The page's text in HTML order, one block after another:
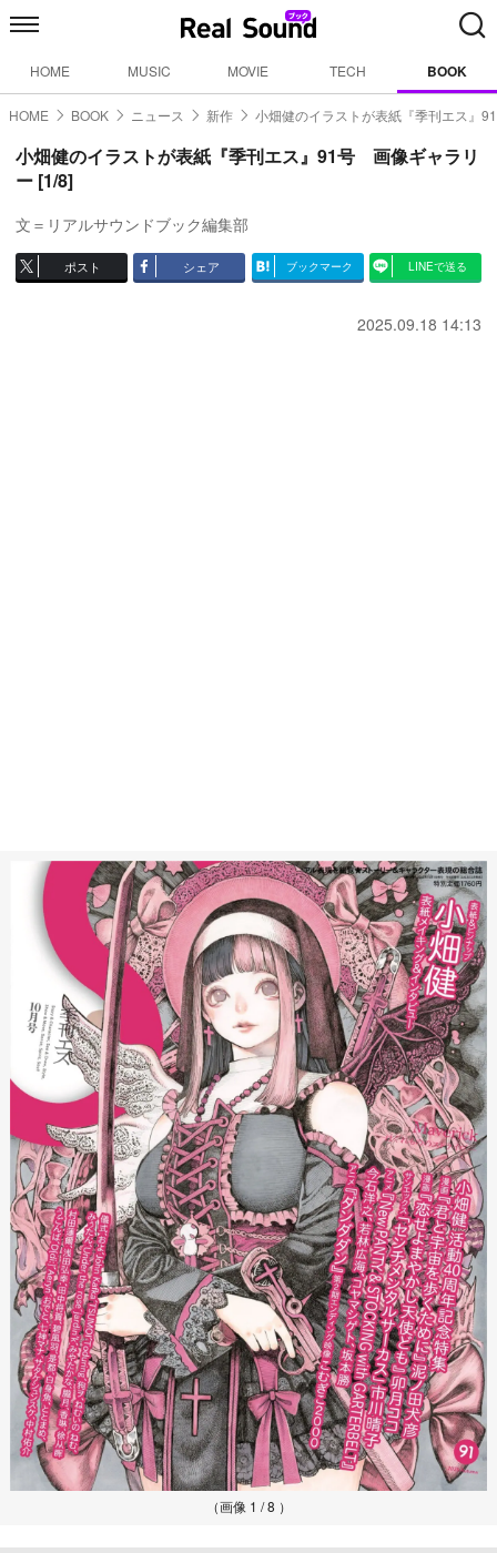
HOME MUSIC MOVIE TECH BOOK
HOME BOOK ニュース 新作 小畑健のイラストが表紙『季刊エス』
小畑健のイラストが表紙『季刊エス』91号 画像ギャラリ
ー [1/8]
文＝リアルサウンドブック編集部
ポスト シェア ブックマーク LINEで送る
2025.09.18 14:13
（画像 1 / 8 ）